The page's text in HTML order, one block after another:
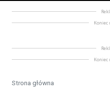
Koniec
Koniec
Strona główna